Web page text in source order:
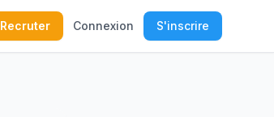
Recruter Connexion S'inscrire